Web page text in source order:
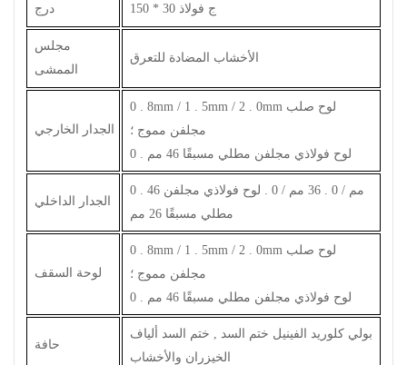
درج 150 * 30 ج فولاذ
مجلس
الممشى
الأخشاب المضادة للتعرق
الجدار الخارجي
0 . 8mm / 1 . 5mm / 2 . 0mm لوح صلب
مجلفن مموج ؛
0 . لوح فولاذي مجلفن مطلي مسبقًا 46 مم
الجدار الداخلي
0 . 46 مم / 0 . 36 مم / 0 . لوح فولاذي مجلفن
مطلي مسبقًا 26 مم
لوحة السقف
0 . 8mm / 1 . 5mm / 2 . 0mm لوح صلب
مجلفن مموج ؛
0 . لوح فولاذي مجلفن مطلي مسبقًا 46 مم
حافة
بولي كلوريد الفينيل ختم السد , ختم السد ألياف
الخيزران والأخشاب